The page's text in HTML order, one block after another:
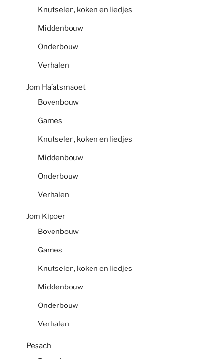
Knutselen, koken en liedjes
Middenbouw
Onderbouw
Verhalen
Jom Ha’atsmaoet
Bovenbouw
Games
Knutselen, koken en liedjes
Middenbouw
Onderbouw
Verhalen
Jom Kipoer
Bovenbouw
Games
Knutselen, koken en liedjes
Middenbouw
Onderbouw
Verhalen
Pesach